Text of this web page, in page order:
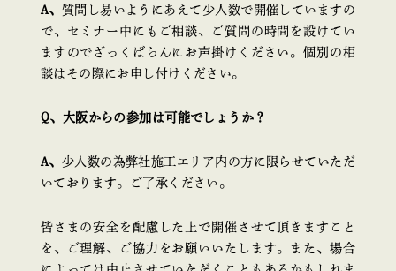
A、 質問し易いようにあえて少人数で開催していますの
で、セミナー中にもご相談、ご質問の時間を設けてい
ますのでざっくばらんにお声掛けください。個別の相
談はその際にお申し付けください。
Q、大阪からの参加は可能でしょうか？
A、 少人数の為弊社施工エリア内の方に限らせていただ
いております。ご了承ください。
皆さまの安全を配慮した上で開催させて頂きますこと
を、ご理解、ご協力をお願いいたします。また、場合